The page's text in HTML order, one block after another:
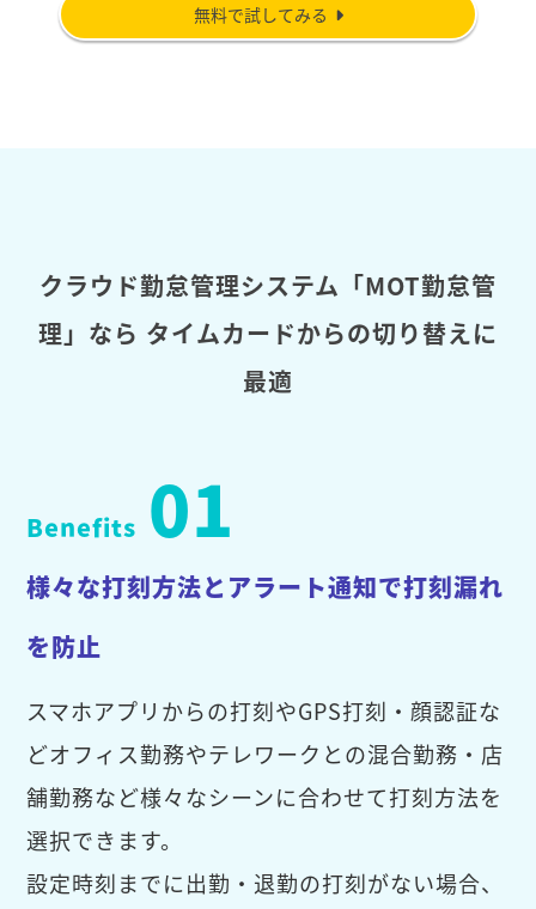
無料で試してみる
クラウド勤怠管理システム「MOT勤怠管
理」なら タイムカードからの切り替えに
最適
Benefits 01
様々な打刻方法とアラート通知で打刻漏れ
を防止
スマホアプリからの打刻やGPS打刻・顔認証な
どオフィス勤務やテレワークとの混合勤務・店
舗勤務など様々なシーンに合わせて打刻方法を
選択できます。
設定時刻までに出勤・退勤の打刻がない場合、